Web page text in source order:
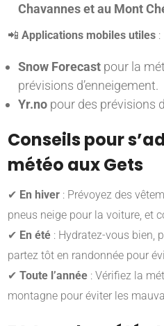
Chavannes et au Mont
📲 Applications mobiles utiles :
Snow Forecast pour la
prévisions d’enneigement.
Yr.no pour des prévisions
Conseils pour
météo aux Gets
✔ En hiver : Prévoyez des
pneus neige pour la voiture, et
✔ En été : Hydratez-vous bien,
partez tôt en randonnée pour
✔ Toute l’année : Vérifiez la
montagne pour éviter les